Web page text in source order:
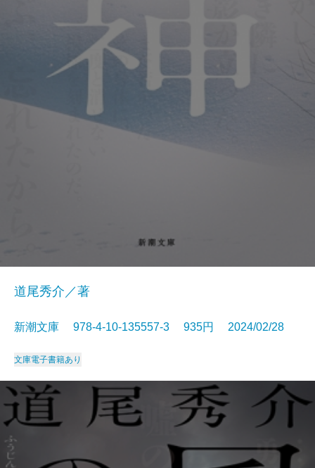
道尾秀介／著
新潮文庫 978-4-10-135557-3 935円 2024/02/28
文庫電子書籍あり